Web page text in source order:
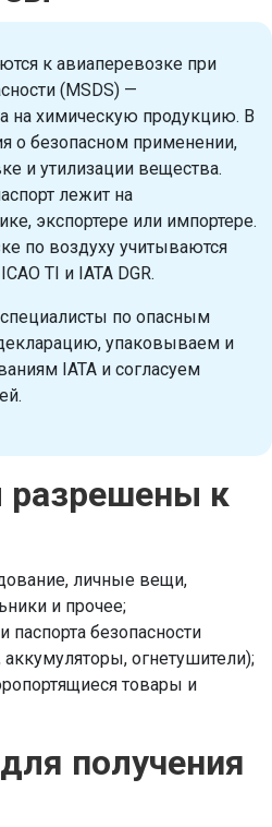
к авиаперевозке при
(MSDS) —
на химическую продукцию. В
о безопасном применении,
и утилизации вещества.
лежит на
экспортере или импортере.
по воздуху учитываются
TI и IATA DGR.
по опасным
упаковываем и
IATA и согласуем
разрешены к
личные вещи,
и прочее;
безопасности
огнетушители);
товары и
получения